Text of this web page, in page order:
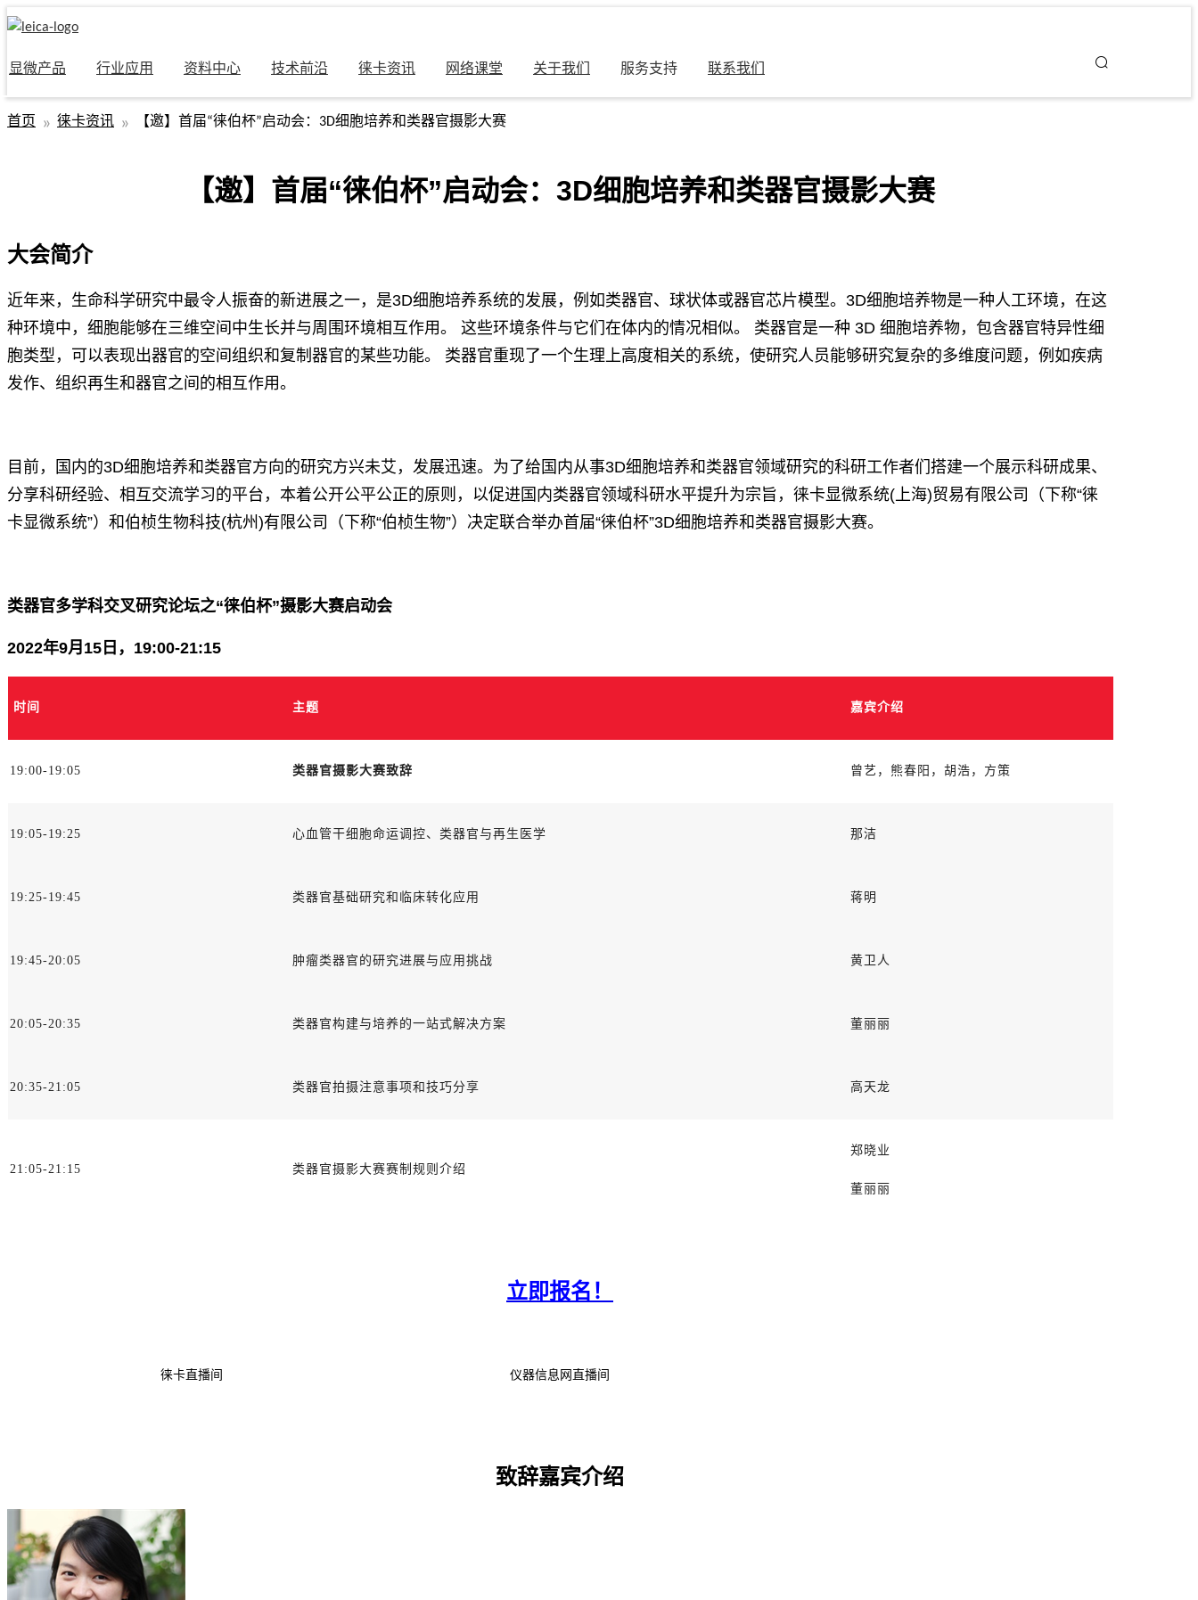
显微产品 行业应用 资料中心 技术前沿 徕卡资讯 网络课堂 关于我们 服务支持 联系我们
首页 徕卡资讯 【邀】首届“徕伯杯”启动会：3D细胞培养和类器官摄影大赛
【邀】首届“徕伯杯”启动会：3D细胞培养和类器官摄影大赛
大会简介
近年来，生命科学研究中最令人振奋的新进展之一，是3D细胞培养系统的发展，例如类器官、球状体或器官芯片模型。3D细胞培养物是一种人工环境，在这
种环境中，细胞能够在三维空间中生长并与周围环境相互作用。 这些环境条件与它们在体内的情况相似。 类器官是一种 3D 细胞培养物，包含器官特异性细
胞类型，可以表现出器官的空间组织和复制器官的某些功能。 类器官重现了一个生理上高度相关的系统，使研究人员能够研究复杂的多维度问题，例如疾病
发作、组织再生和器官之间的相互作用。
目前，国内的3D细胞培养和类器官方向的研究方兴未艾，发展迅速。为了给国内从事3D细胞培养和类器官领域研究的科研工作者们搭建一个展示科研成果、
分享科研经验、相互交流学习的平台，本着公开公平公正的原则，以促进国内类器官领域科研水平提升为宗旨，徕卡显微系统(上海)贸易有限公司（下称“徕
卡显微系统”）和伯桢生物科技(杭州)有限公司（下称“伯桢生物”）决定联合举办首届“徕伯杯”3D细胞培养和类器官摄影大赛。
类器官多学科交叉研究论坛之“徕伯杯”摄影大赛启动会
2022年9月15日，19:00-21:15
时间 主题 嘉宾介绍
19:00-19:05 类器官摄影大赛致辞 曾艺，熊春阳，胡浩，方策
19:05-19:25 心血管干细胞命运调控、类器官与再生医学 那洁
19:25-19:45 类器官基础研究和临床转化应用 蒋明
19:45-20:05 肿瘤类器官的研究进展与应用挑战 黄卫人
20:05-20:35 类器官构建与培养的一站式解决方案 董丽丽
20:35-21:05 类器官拍摄注意事项和技巧分享 高天龙
21:05-21:15 类器官摄影大赛赛制规则介绍
郑晓业
董丽丽
立即报名！
徕卡直播间 仪器信息网直播间
致辞嘉宾介绍